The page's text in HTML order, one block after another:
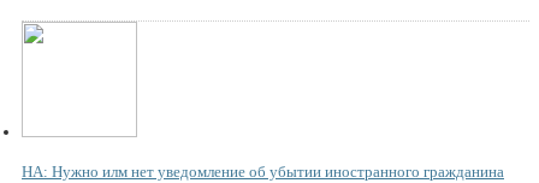
НА: Нужно илм нет уведомление об убытии иностранного гражданина